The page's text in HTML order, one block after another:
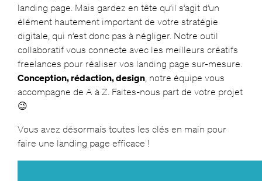
landing page. Mais gardez en tête qu’il s’agit d’un
élément hautement important de votre stratégie
digitale, qui n’est donc pas à négliger. Notre outil
collaboratif vous connecte avec les meilleurs créatifs
freelances pour réaliser vos landing page sur-mesure.
Conception, rédaction, design, notre équipe vous
accompagne de A à Z. Faites-nous part de votre projet
😉
Vous avez désormais toutes les clés en main pour
faire une landing page efficace !